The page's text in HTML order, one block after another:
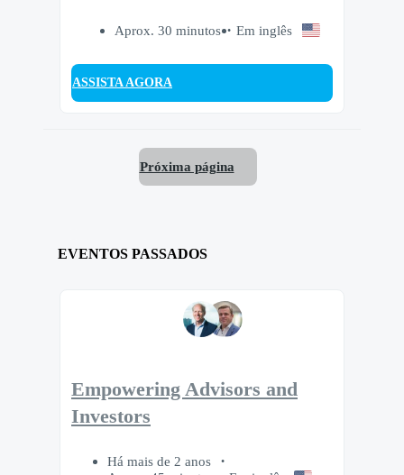
Aprox. 30 minutos Em inglês
ASSISTA AGORA
Próxima página
EVENTOS PASSADOS
Empowering Advisors and
Investors
Há mais de 2 anos